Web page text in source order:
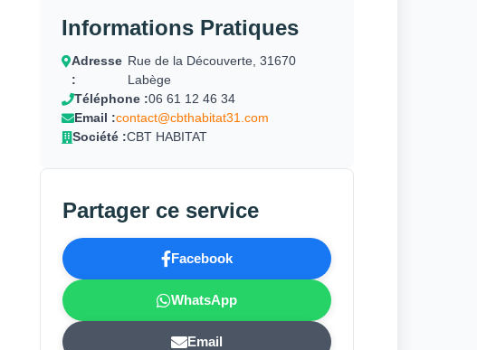
Informations Pratiques
Adresse
:
Rue de la Découverte, 31670
Labège
Téléphone :06 61 12 46 34
Email :contact@cbthabitat31.com
Société :CBT HABITAT
Partager ce service
Facebook
WhatsApp
Email